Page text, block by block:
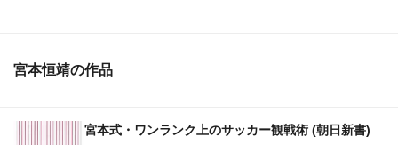
宮本恒靖の作品
宮本式・ワンランク上のサッカー観戦術 (朝日新書)